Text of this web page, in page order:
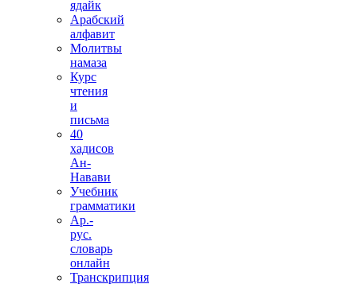
ядайк
Арабский
алфавит
Молитвы
намаза
Курс
чтения
и
письма
40
хадисов
Ан-
Навави
Учебник
грамматики
Ар.-
рус.
словарь
онлайн
Транскрипция